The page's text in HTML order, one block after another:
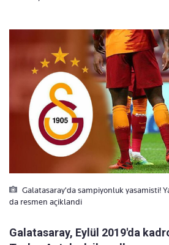
Galatasaray'da sampiyonluk yasamisti!
da resmen açiklandi
Galatasaray, Eylül 2019'da